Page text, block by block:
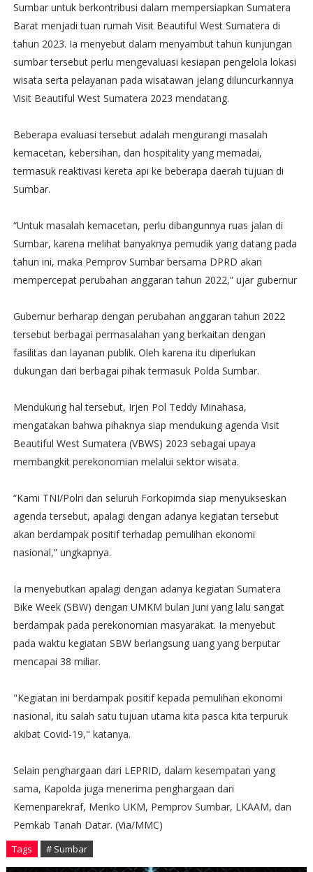
Sumbar untuk berkontribusi dalam mempersiapkan Sumatera
Barat menjadi tuan rumah Visit Beautiful West Sumatera di
tahun 2023. Ia menyebut dalam menyambut tahun kunjungan
sumbar tersebut perlu mengevaluasi kesiapan pengelola lokasi
wisata serta pelayanan pada wisatawan jelang diluncurkannya
Visit Beautiful West Sumatera 2023 mendatang.
Beberapa evaluasi tersebut adalah mengurangi masalah
kemacetan, kebersihan, dan hospitality yang memadai,
termasuk reaktivasi kereta api ke beberapa daerah tujuan di
Sumbar.
“Untuk masalah kemacetan, perlu dibangunnya ruas jalan di
Sumbar, karena melihat banyaknya pemudik yang datang pada
tahun ini, maka Pemprov Sumbar bersama DPRD akan
mempercepat perubahan anggaran tahun 2022,” ujar gubernur
Gubernur berharap dengan perubahan anggaran tahun 2022
tersebut berbagai permasalahan yang berkaitan dengan
fasilitas dan layanan publik. Oleh karena itu diperlukan
dukungan dari berbagai pihak termasuk Polda Sumbar.
Mendukung hal tersebut, Irjen Pol Teddy Minahasa,
mengatakan bahwa pihaknya siap mendukung agenda Visit
Beautiful West Sumatera (VBWS) 2023 sebagai upaya
membangkit perekonomian melalui sektor wisata.
“Kami TNI/Polri dan seluruh Forkopimda siap menyukseskan
agenda tersebut, apalagi dengan adanya kegiatan tersebut
akan berdampak positif terhadap pemulihan ekonomi
nasional,” ungkapnya.
Ia menyebutkan apalagi dengan adanya kegiatan Sumatera
Bike Week (SBW) dengan UMKM bulan Juni yang lalu sangat
berdampak pada perekonomian masyarakat. Ia menyebut
pada waktu kegiatan SBW berlangsung uang yang berputar
mencapai 38 miliar.
"Kegiatan ini berdampak positif kepada pemulihan ekonomi
nasional, itu salah satu tujuan utama kita pasca kita terpuruk
akibat Covid-19," katanya.
Selain penghargaan dari LEPRID, dalam kesempatan yang
sama, Kapolda juga menerima penghargaan dari
Kemenparekraf, Menko UKM, Pemprov Sumbar, LKAAM, dan
Pemkab Tanah Datar. (Via/MMC)
Tags # Sumbar